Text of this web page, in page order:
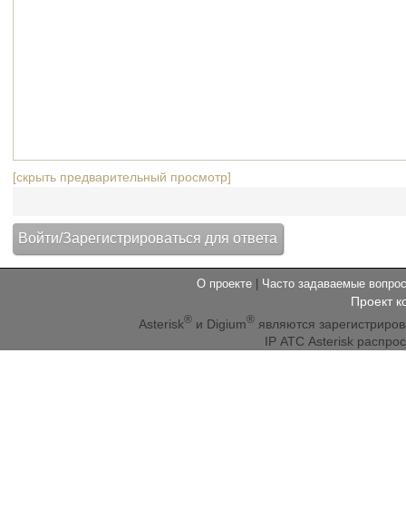
[скрыть предварительный просмотр]
О проекте Часто задаваемые
Проект
Asterisk® и Digium® являются
IP АТС Asterisk